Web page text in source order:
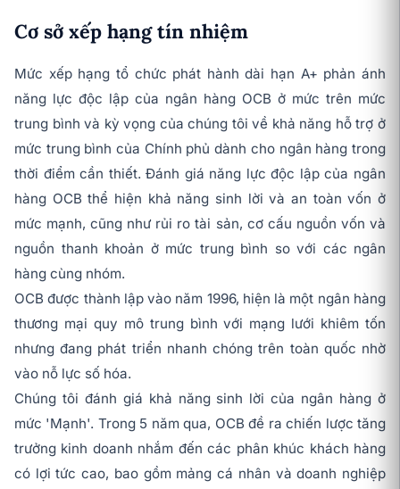
Cơ sở xếp hạng tín nhiệm
Mức xếp hạng tổ chức phát hành dài hạn A+ phản ánh
năng lực độc lập của ngân hàng OCB ở mức trên mức
trung bình và kỳ vọng của chúng tôi về khả năng hỗ trợ ở
mức trung bình của Chính phủ dành cho ngân hàng trong
thời điểm cần thiết. Đánh giá năng lực độc lập của ngân
hàng OCB thể hiện khả năng sinh lời và an toàn vốn ở
mức mạnh, cũng như rủi ro tài sản, cơ cấu nguồn vốn và
nguồn thanh khoản ở mức trung bình so với các ngân
hàng cùng nhóm.
OCB được thành lập vào năm 1996, hiện là một ngân hàng
thương mại quy mô trung bình với mạng lưới khiêm tốn
nhưng đang phát triển nhanh chóng trên toàn quốc nhờ
vào nỗ lực số hóa.
Chúng tôi đánh giá khả năng sinh lời của ngân hàng ở
mức 'Mạnh'. Trong 5 năm qua, OCB đề ra chiến lược tăng
trưởng kinh doanh nhắm đến các phân khúc khách hàng
có lợi tức cao, bao gồm mảng cá nhân và doanh nghiệp